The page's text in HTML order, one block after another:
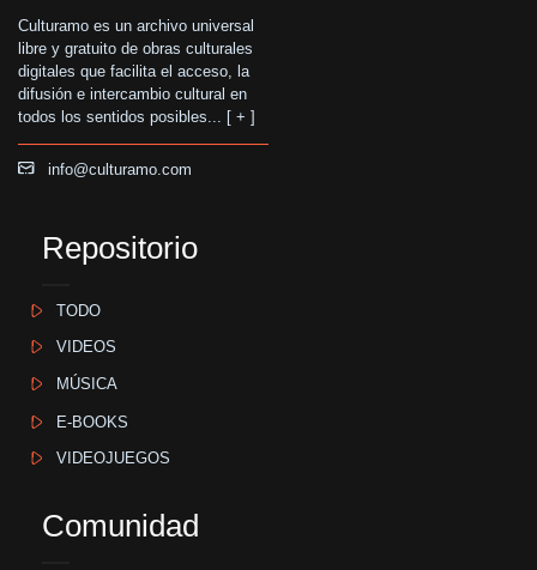
Culturamo es un archivo universal
libre y gratuito de obras culturales
digitales que facilita el acceso, la
difusión e intercambio cultural en
todos los sentidos posibles... [ + ]
info@culturamo.com
Repositorio
TODO
VIDEOS
MÚSICA
E-BOOKS
VIDEOJUEGOS
Comunidad